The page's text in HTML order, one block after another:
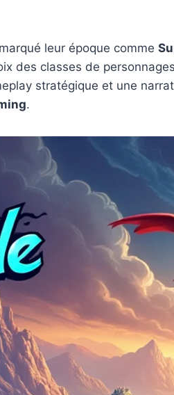
leur époque comme
des classes de
stratégique et une
.